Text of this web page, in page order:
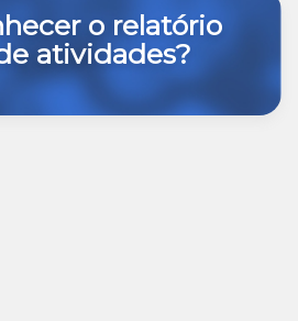
o relatório
atividades?